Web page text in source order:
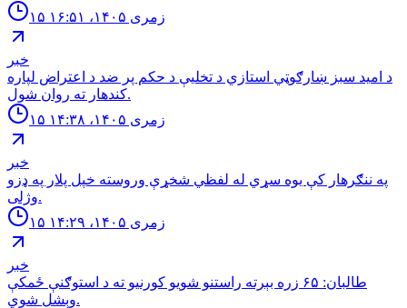
۱۵ زمری ۱۴۰۵، ۱۶:۵۱
خبر
د امید سبز ښارګوټي استازي د تخلیې د حکم پر ضد د اعتراض لپاره
کندهار ته روان شول.
۱۵ زمری ۱۴۰۵، ۱۴:۳۸
خبر
په ننګرهار کې یوه سړي له لفظي شخړې وروسته خپل پلار په ډزو
وژلی.
۱۵ زمری ۱۴۰۵، ۱۴:۲۹
خبر
طالبان: ۶۵ زره بېرته راستنو شويو کورنیو ته د استوګنې ځمکې
وېشل شوي.